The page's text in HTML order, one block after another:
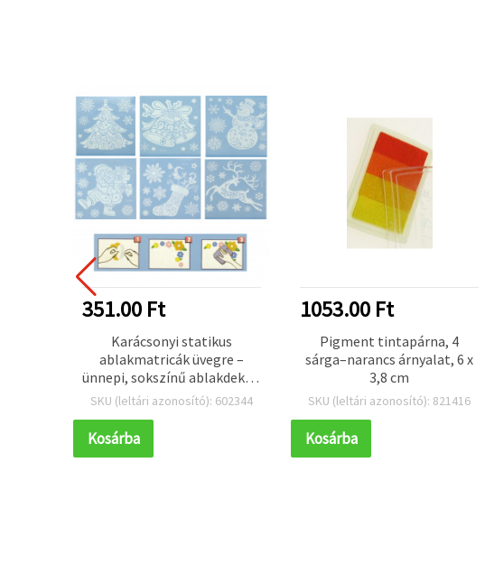
351.00 Ft
Karácsonyi statikus
ablakmatricák üvegre –
ünnepi, sokszínű ablakdekor,
karácsonyi mix, vegyes
minták, 180 x 180 mm-es lap
SKU (leltári azonosító): 602344
Kosárba
1053.00 Ft
Pigment tintapárna, 4
sárga–narancs árnyalat, 6 x
3,8 cm
SKU (leltári azonosító): 821416
Kosárba